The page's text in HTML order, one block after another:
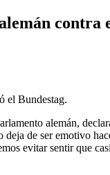
contra
el Bundestag.
alemán,
de ser emotivo
evitar sentir que